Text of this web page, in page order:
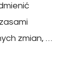
zmian, …